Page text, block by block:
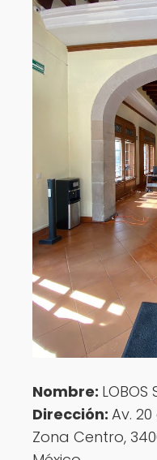
Nombre: LOBOS
Dirección: Av.
Zona Centro,